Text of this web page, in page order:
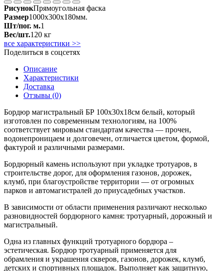
РисунокПрямоугольная фаска
Размер1000x300x180мм.
Шт/пог. м.1
Вес/шт.120 кг
все характеристики >>
Поделиться в соцсетях
Описание
Характеристики
Доставка
Отзывы (0)
Бордюр магистральный БР 100х30х18см белый, который
изготовлен по современным технологиям, на 100%
соответствует мировым стандартам качества — прочен,
водонепроницаем и долговечен, отличается цветом, формой,
фактурой и различными размерами.
Бордюрный камень используют при укладке тротуаров, в
строительстве дорог, для оформления газонов, дорожек,
клумб, при благоустройстве территории — от огромных
парков и автомагистралей до приусадебных участков.
В зависимости от области применения различают несколько
разновидностей бордюрного камня: тротуарный, дорожный и
магистральный.
Одна из главных функций тротуарного бордюра –
эстетическая. Бордюр тротуарный применяется для
обрамления и украшения скверов, газонов, дорожек, клумб,
детских и спортивных площадок. Выполняет как защитную,